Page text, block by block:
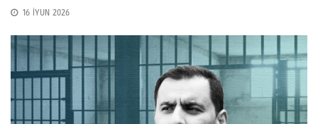
16 İYUN 2026